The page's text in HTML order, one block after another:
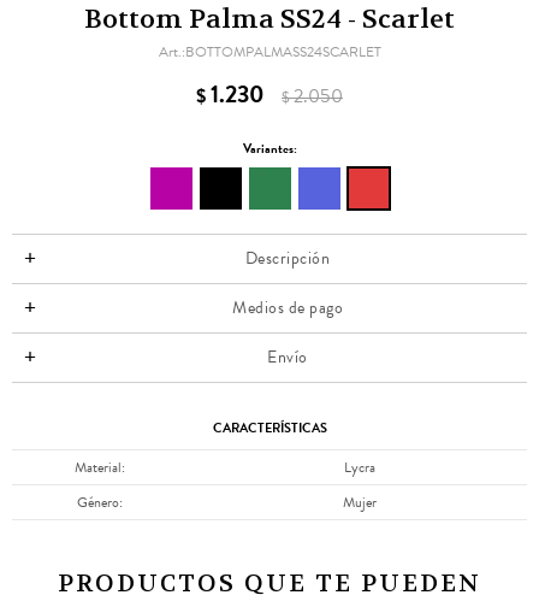
Bottom Palma SS24 - Scarlet
BOTTOMPALMASS24SCARLET
$1.230 $2.050
Variantes:
Descripción
Medios de pago
Envío
CARACTERÍSTICAS
Material
Lycra
Género
Mujer
PRODUCTOS QUE TE PUEDEN